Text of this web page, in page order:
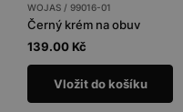
WOJAS / 99016-01
Černý krém na obuv
139.00 Kč
Vložit do košíku